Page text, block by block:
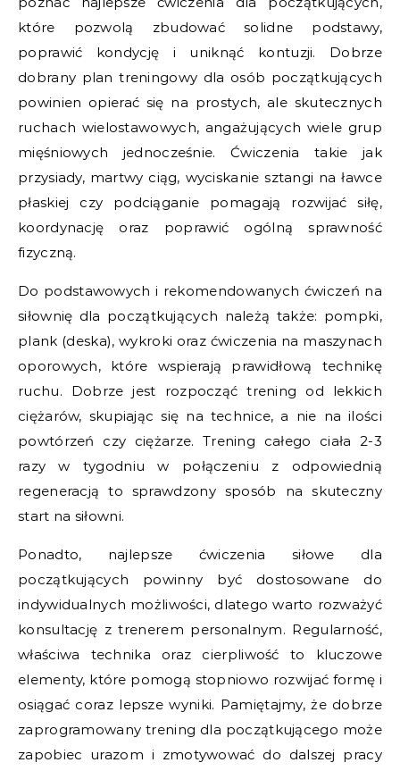
które pozwolą zbudować solidne podstawy,
poprawić kondycję i uniknąć kontuzji. Dobrze
dobrany plan treningowy dla osób początkujących
powinien opierać się na prostych, ale skutecznych
ruchach wielostawowych, angażujących wiele grup
mięśniowych jednocześnie. Ćwiczenia takie jak
przysiady, martwy ciąg, wyciskanie sztangi na ławce
płaskiej czy podciąganie pomagają rozwijać siłę,
koordynację oraz poprawić ogólną sprawność
fizyczną.
Do podstawowych i rekomendowanych ćwiczeń na
siłownię dla początkujących należą także: pompki,
plank (deska), wykroki oraz ćwiczenia na maszynach
oporowych, które wspierają prawidłową technikę
ruchu. Dobrze jest rozpocząć trening od lekkich
ciężarów, skupiając się na technice, a nie na ilości
powtórzeń czy ciężarze. Trening całego ciała 2-3
razy w tygodniu w połączeniu z odpowiednią
regeneracją to sprawdzony sposób na skuteczny
start na siłowni.
Ponadto, najlepsze ćwiczenia siłowe dla
początkujących powinny być dostosowane do
indywidualnych możliwości, dlatego warto rozważyć
konsultację z trenerem personalnym. Regularność,
właściwa technika oraz cierpliwość to kluczowe
elementy, które pomogą stopniowo rozwijać formę i
osiągać coraz lepsze wyniki. Pamiętajmy, że dobrze
zaprogramowany trening dla początkującego może
zapobiec urazom i zmotywować do dalszej pracy